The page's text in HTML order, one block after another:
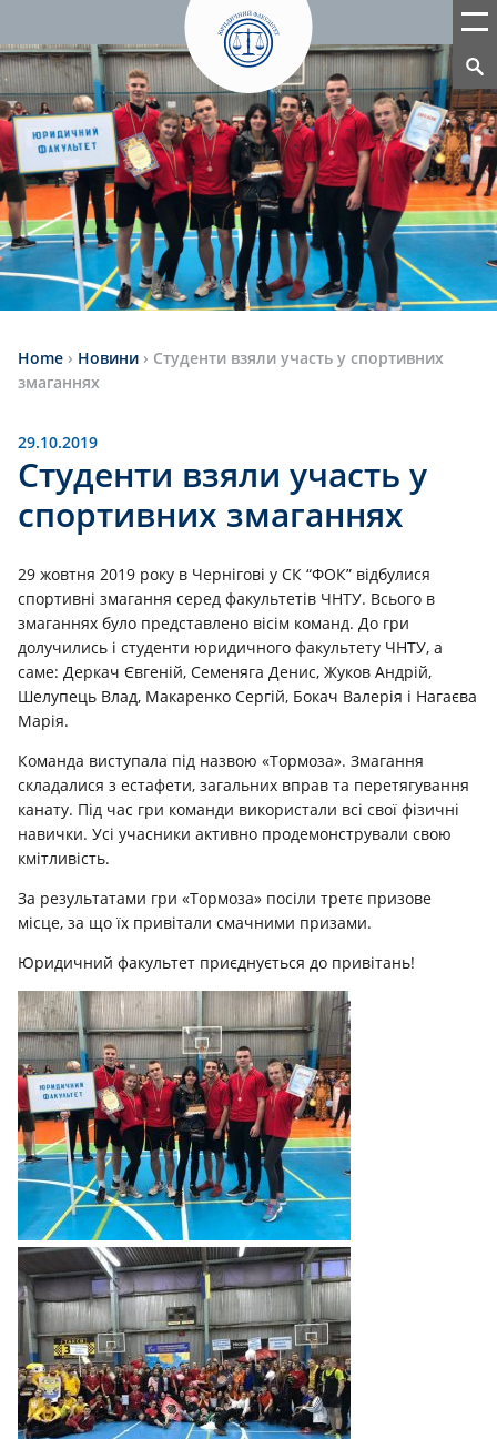
Home › Новини › Студенти взяли участь у спортивних
змаганнях
29.10.2019
Студенти взяли участь у
спортивних змаганнях
29 жовтня 2019 року в Чернігові у СК “ФОК” відбулися
спортивні змагання серед факультетів ЧНТУ. Всього в
змаганнях було представлено вісім команд. До гри
долучились і студенти юридичного факультету ЧНТУ, а
саме: Деркач Євгеній, Семеняга Денис, Жуков Андрій,
Шелупець Влад, Макаренко Сергій, Бокач Валерія і Нагаєва
Марія.
Команда виступала під назвою «Тормоза». Змагання
складалися з естафети, загальних вправ та перетягування
канату. Під час гри команди використали всі свої фізичні
навички. Усі учасники активно продемонстрували свою
кмітливість.
За результатами гри «Тормоза» посіли третє призове
місце, за що їх привітали смачними призами.
Юридичний факультет приєднується до привітань!